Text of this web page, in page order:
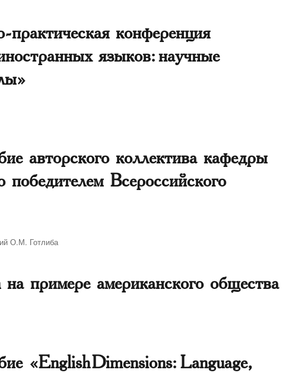
конференция
языков: научные
авторского коллектива кафедры
Всероссийского
О.М. Готлиба
на примере американского общества
«English Dimensions: Language,